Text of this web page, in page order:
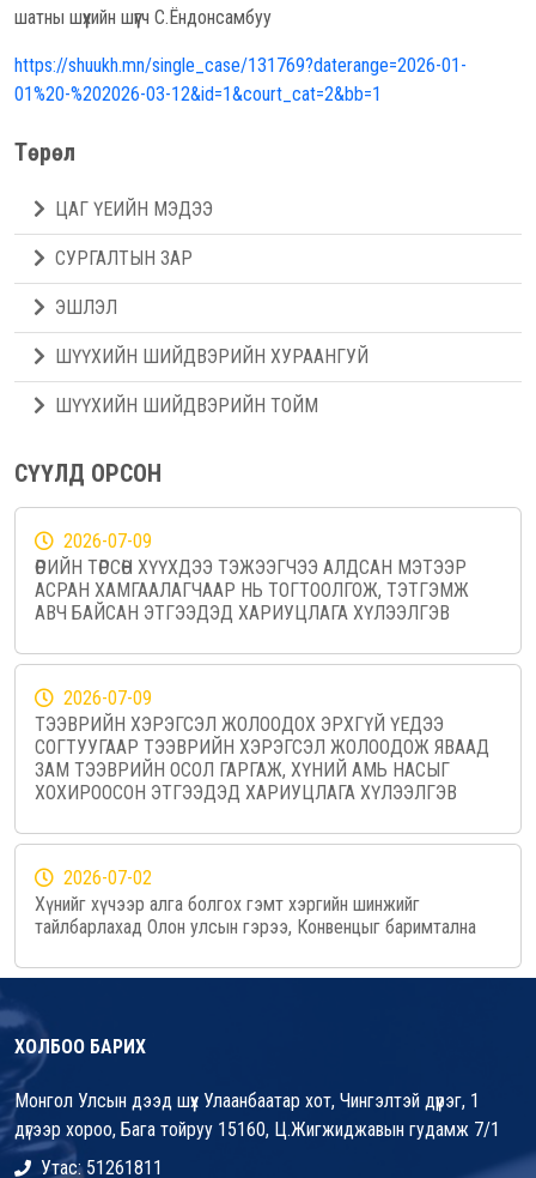
шатны шүүхийн шүүгч С.Ёндонсамбуу
https://shuukh.mn/single_case/131769?daterange=2026-01-
01%20-%202026-03-12&id=1&court_cat=2&bb=1
Төрөл
ЦАГ ҮЕИЙН МЭДЭЭ
СУРГАЛТЫН ЗАР
ЭШЛЭЛ
ШҮҮХИЙН ШИЙДВЭРИЙН ХУРААНГУЙ
ШҮҮХИЙН ШИЙДВЭРИЙН ТОЙМ
СҮҮЛД ОРСОН
2026-07-09
ӨӨРИЙН ТӨРСӨН ХҮҮХДЭЭ ТЭЖЭЭГЧЭЭ АЛДСАН МЭТЭЭР
АСРАН ХАМГААЛАГЧААР НЬ ТОГТООЛГОЖ, ТЭТГЭМЖ
АВЧ БАЙСАН ЭТГЭЭДЭД ХАРИУЦЛАГА ХҮЛЭЭЛГЭВ
2026-07-09
ТЭЭВРИЙН ХЭРЭГСЭЛ ЖОЛООДОХ ЭРХГҮЙ ҮЕДЭЭ
СОГТУУГААР ТЭЭВРИЙН ХЭРЭГСЭЛ ЖОЛООДОЖ ЯВААД
ЗАМ ТЭЭВРИЙН ОСОЛ ГАРГАЖ, ХҮНИЙ АМЬ НАСЫГ
ХОХИРООСОН ЭТГЭЭДЭД ХАРИУЦЛАГА ХҮЛЭЭЛГЭВ
2026-07-02
Хүнийг хүчээр алга болгох гэмт хэргийн шинжийг
тайлбарлахад Олон улсын гэрээ, Конвенцыг баримтална
ХОЛБОО БАРИХ
Монгол Улсын дээд шүүх Улаанбаатар хот, Чингэлтэй дүүрэг, 1
дүгээр хороо, Бага тойруу 15160, Ц.Жигжиджавын гудамж 7/1
Утас: 51261811